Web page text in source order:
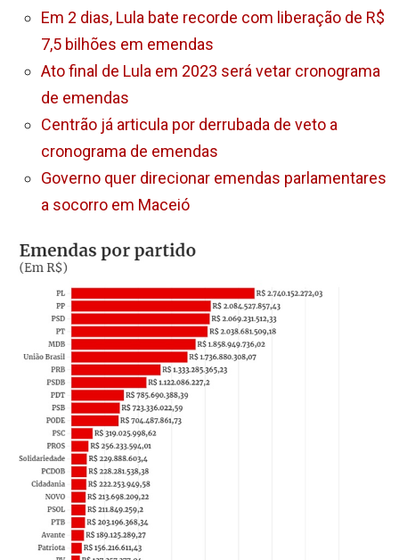
Em 2 dias, Lula bate recorde com liberação de R$
7,5 bilhões em emendas
Ato final de Lula em 2023 será vetar cronograma
de emendas
Centrão já articula por derrubada de veto a
cronograma de emendas
Governo quer direcionar emendas parlamentares
a socorro em Maceió